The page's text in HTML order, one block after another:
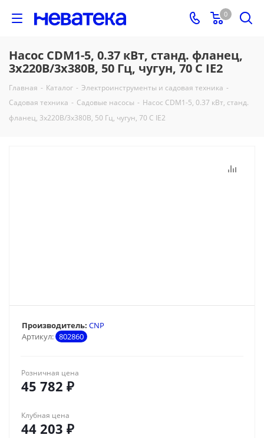
0
Насос CDM1-5, 0.37 кВт, станд. фланец,
3х220В/3х380В, 50 Гц, чугун, 70 С IE2
Главная - Каталог - Электроинструменты и садовая техника -
Садовая техника - Садовые насосы - Насос CDM1-5, 0.37 кВт, станд.
фланец, 3х220В/3х380В, 50 Гц, чугун, 70 С IE2
Артикул: 802860
Производитель: CNP
Розничная цена
45 782 ₽
Клубная цена
44 203 ₽